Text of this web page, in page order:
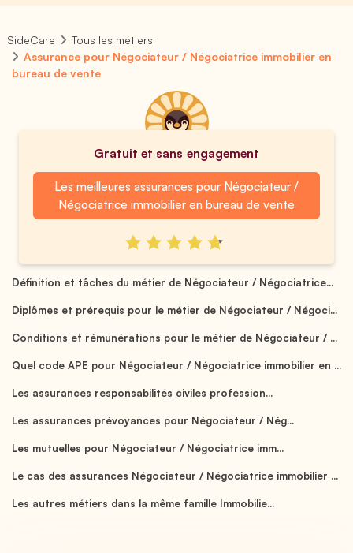
SideCare
Tous les métiers
Assurance pour Négociateur / Négociatrice immobilier en
bureau de vente
Gratuit et sans engagement
Les meilleures assurances pour Négociateur /
Négociatrice immobilier en bureau de vente
Définition et tâches du métier de Négociateur / Négociatrice...
Diplômes et prérequis pour le métier de Négociateur / Négoci...
Conditions et rémunérations pour le métier de Négociateur / ...
Quel code APE pour Négociateur / Négociatrice immobilier en ...
Les assurances responsabilités civiles profession...
Les assurances prévoyances pour Négociateur / Nég...
Les mutuelles pour Négociateur / Négociatrice imm...
Le cas des assurances Négociateur / Négociatrice immobilier ...
Les autres métiers dans la même famille Immobilie...